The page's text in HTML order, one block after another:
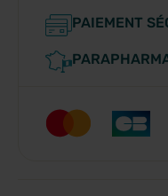
PAIEMENT